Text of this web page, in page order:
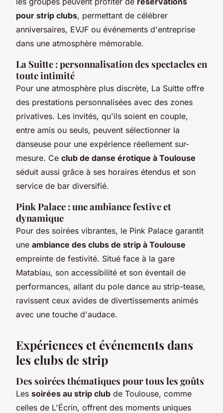
pour strip clubs, permettant de célébrer
anniversaires, EVJF ou événements d'entreprise
dans une atmosphère mémorable.
La Suitte : personnalisation des spectacles en
toute intimité
Pour une atmosphère plus discrète, La Suitte offre
des prestations personnalisées avec des zones
privatives. Les invités, qu'ils soient en couple,
entre amis ou seuls, peuvent sélectionner la
danseuse pour une expérience réellement sur-
mesure. Ce club de danse érotique à Toulouse
séduit aussi grâce à ses horaires étendus et son
service de bar diversifié.
Pink Palace : une ambiance festive et
dynamique
Pour des soirées vibrantes, le Pink Palace garantit
une ambiance des clubs de strip à Toulouse
empreinte de festivité. Situé face à la gare
Matabiau, son accessibilité et son éventail de
performances, allant du pole dance au strip-tease,
ravissent ceux avides de divertissements animés
avec une touche d'audace.
Expériences et événements dans
les clubs de strip
Des soirées thématiques pour tous les goûts
Les soirées au strip club de Toulouse, comme
celles de L'Écrin, offrent des moments uniques